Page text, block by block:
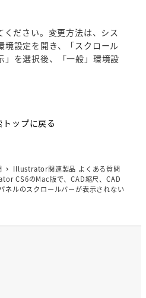
ださい。変更方法は、シス
境設定を開き、「スクロール
」を選択後、「一般」環境設
トップに戻る
Illustrator関連製品 よくある質問
CS6のMac版で、CAD縮尺、CAD
ネルのスクロールバーが表示されない